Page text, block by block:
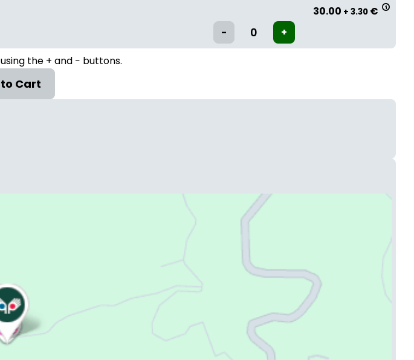
30.00 + 3.30 €
the + and − buttons.